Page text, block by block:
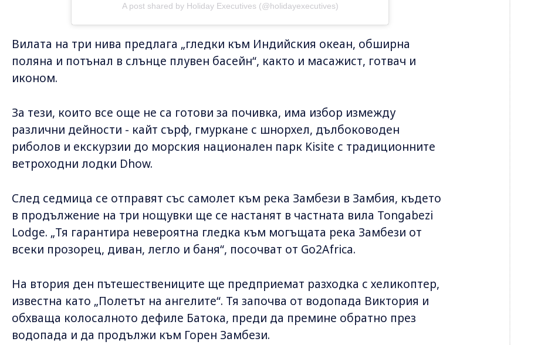
A post shared by Holiday Executives (@holidayexecutives)
Вилата на три нива предлага „гледки към Индийския океан, обширна
поляна и потънал в слънце плувен басейн“, както и масажист, готвач и
иконом.
За тези, които все още не са готови за почивка, има избор измежду
различни дейности - кайт сърф, гмуркане с шнорхел, дълбоководен
риболов и екскурзии до морския национален парк Kisite с традиционните
ветроходни лодки Dhow.
След седмица се отправят със самолет към река Замбези в Замбия, където
в продължение на три нощувки ще се настанят в частната вила Tongabezi
Lodge. „Тя гарантира невероятна гледка към могъщата река Замбези от
всеки прозорец, диван, легло и баня“, посочват от Go2Africa.
На втория ден пътешествениците ще предприемат разходка с хеликоптер,
известна като „Полетът на ангелите“. Тя започва от водопада Виктория и
обхваща колосалното дефиле Батока, преди да премине обратно през
водопада и да продължи към Горен Замбези.